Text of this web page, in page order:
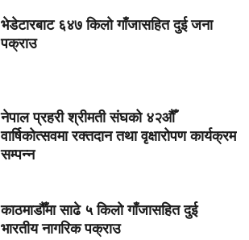
भेडेटारबाट ६४७ किलो गाँजासहित दुई जना
पक्राउ
नेपाल प्रहरी श्रीमती संघको ४२औँ
वार्षिकोत्सवमा रक्तदान तथा वृक्षारोपण कार्यक्रम
सम्पन्न
काठमाडौँमा साढे ५ किलो गाँजासहित दुई
भारतीय नागरिक पक्राउ